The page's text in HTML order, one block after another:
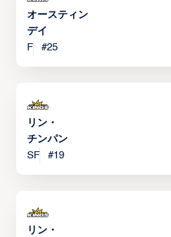
オースティン・
デイ
F
#25
リン・
チンパン
SF
#19
リン・